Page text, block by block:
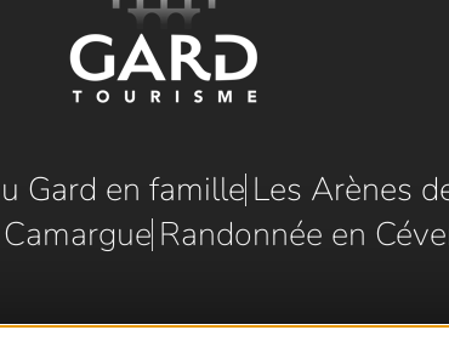
Gard en famille Les Arènes
Randonnée en